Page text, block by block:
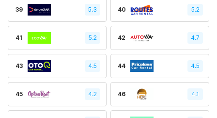
39 5.3 40 5.2
41 5.2 42 4.7
43 4.5 44 4.5
45 4.2 46 4.1